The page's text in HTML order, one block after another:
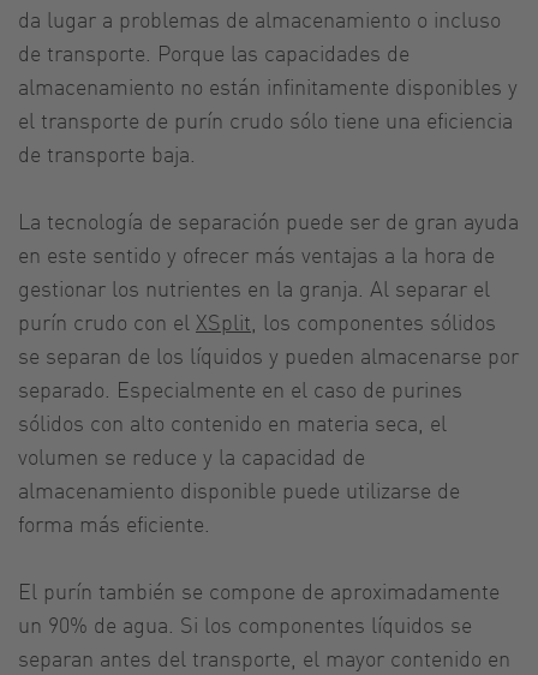
da lugar a problemas de almacenamiento o incluso
de transporte. Porque las capacidades de
almacenamiento no están infinitamente disponibles y
el transporte de purín crudo sólo tiene una eficiencia
de transporte baja.
La tecnología de separación puede ser de gran ayuda
en este sentido y ofrecer más ventajas a la hora de
gestionar los nutrientes en la granja. Al separar el
purín crudo con el XSplit , los componentes sólidos
se separan de los líquidos y pueden almacenarse por
separado. Especialmente en el caso de purines
sólidos con alto contenido en materia seca, el
volumen se reduce y la capacidad de
almacenamiento disponible puede utilizarse de
forma más eficiente.
El purín también se compone de aproximadamente
un 90% de agua. Si los componentes líquidos se
separan antes del transporte, el mayor contenido en